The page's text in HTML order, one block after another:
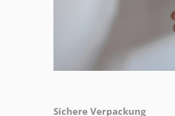
Sichere Verpackung